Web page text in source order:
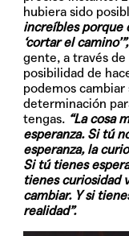
hubiera sido
increíbles porque
‘cortar el camino’”,
gente, a través
posibilidad de
podemos cambiar
determinación
tengas. “La cosa
esperanza. Si tú
esperanza, la
Si tú tienes
tienes curiosidad
cambiar. Y si
realidad”.